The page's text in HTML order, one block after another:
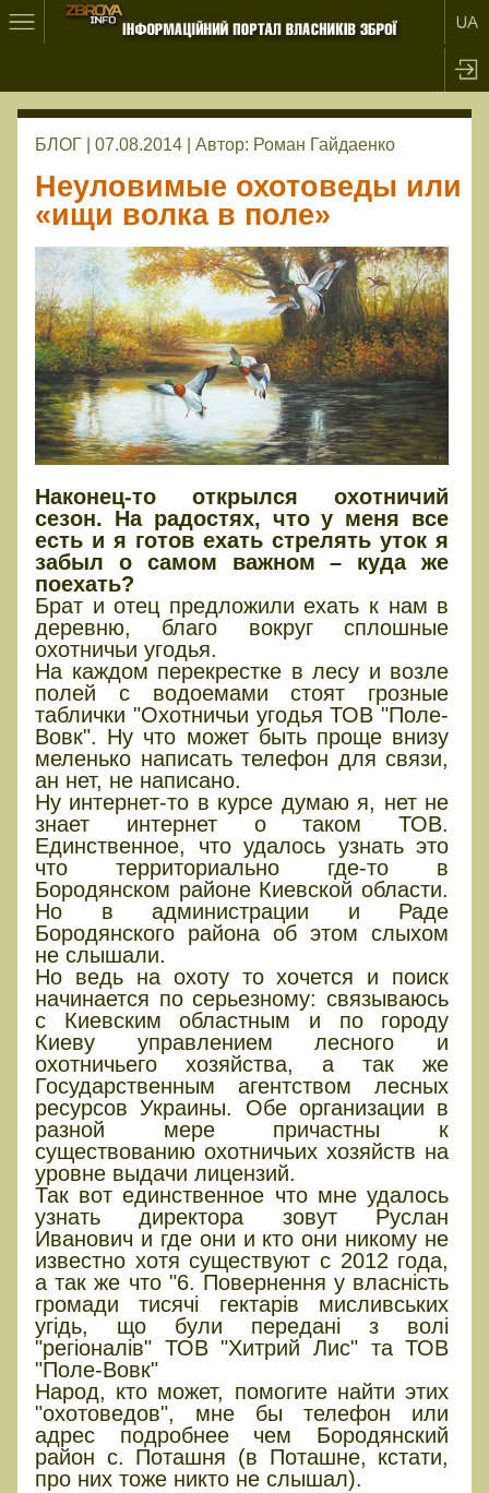
БЛОГ | 07.08.2014 | Автор: Роман Гайдаенко
Неуловимые охотоведы или
«ищи волка в поле»
Наконец-то открылся охотничий
сезон. На радостях, что у меня все
есть и я готов ехать стрелять уток я
забыл о самом важном – куда же
поехать?
Брат и отец предложили ехать к нам в
деревню, благо вокруг сплошные
охотничьи угодья.
На каждом перекрестке в лесу и возле
полей с водоемами стоят грозные
таблички "Охотничьи угодья ТОВ "Поле-
Вовк". Ну что может быть проще внизу
меленько написать телефон для связи,
ан нет, не написано.
Ну интернет-то в курсе думаю я, нет не
знает интернет о таком ТОВ.
Единственное, что удалось узнать это
что территориально где-то в
Бородянском районе Киевской области.
Но в администрации и Раде
Бородянского района об этом слыхом
не слышали.
Но ведь на охоту то хочется и поиск
начинается по серьезному: связываюсь
с Киевским областным и по городу
Киеву управлением лесного и
охотничьего хозяйства, а так же
Государственным агентством лесных
ресурсов Украины. Обе организации в
разной мере причастны к
существованию охотничьих хозяйств на
уровне выдачи лицензий.
Так вот единственное что мне удалось
узнать директора зовут Руслан
Иванович и где они и кто они никому не
известно хотя существуют с 2012 года,
а так же что "6. Повернення у власність
громади тисячі гектарів мисливських
угідь, що були передані з волі
"регіоналів" ТОВ "Хитрий Лис" та ТОВ
"Поле-Вовк"
Народ, кто может, помогите найти этих
"охотоведов", мне бы телефон или
адрес подробнее чем Бородянский
район с. Поташня (в Поташне, кстати,
про них тоже никто не слышал).